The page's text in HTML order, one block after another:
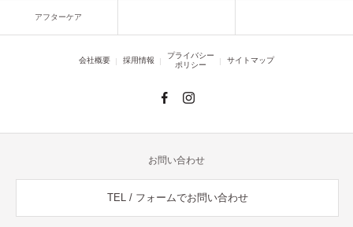
アフターケア
会社概要 採用情報
プライバシー
ポリシー
サイトマップ
お問い合わせ
TEL / フォームでお問い合わせ